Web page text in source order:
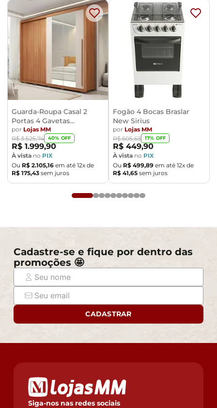
Guarda-Roupa Casal 2
Portas 4 Gavetas
Caemmun Moviment
por Lojas MM
R$ 3.525,74 40% OFF
R$ 1.999,90
À vista no PIX
Ou R$ 2.105,16 em até 12x de
R$ 175,43 sem juros
Fogão 4 Bocas Braslar
New Sirius
por Lojas MM
R$ 605,63 17% OFF
R$ 449,90
À vista no PIX
Ou R$ 499,89 em até 12x de
R$ 41,65 sem juros
Cadastre-se e fique por dentro das
promoções 🤩
CADASTRAR
Siga-nos nas redes sociais